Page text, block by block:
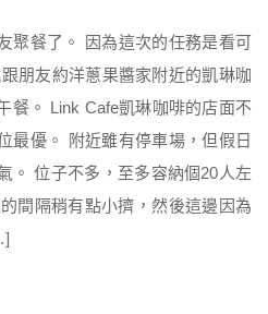
聚餐了。 因為這次的任務是看可
朋友約洋蔥果醬家附近的凱琳咖
餐。 Link Cafe凱琳咖啡的店面不
最優。 附近雖有停車場，但假日
。 位子不多，至多容納個20人左
間隔稍有點小擠，然後這邊因為